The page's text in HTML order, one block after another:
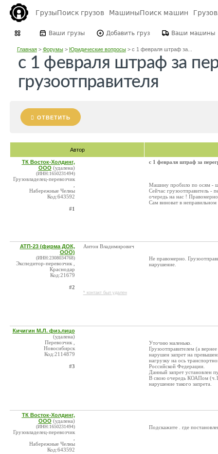
ГрузыПоиск грузов МашиныПоиск машин
Ваши грузы Добавить груз Ваши машины
Главная> Форумы> Юридические вопросы> с 1 февраля штраф за...
с 1 февраля штраф за
грузоотправителя
ОТВЕТИТЬ
Автор
ТК Восток-Холдинг,
ООО (удалена)
(ИНН:1650231494)
Грузовладелец-перевозчик
Набережные Челны
Код:643592
#1
с 1 февраля штраф за
Машину пробило по осям -
Сейчас грузоотправитель -
очередь на нас !
Сам виноват в неправильном
АТП-23 (фирма ДОК,
ООО)
(ИНН:2308034768)
Экспедитор-перевозчик ,
Краснодар
Код:21679
#2
Антон Владимирович
* контакт был удален
Не правомерно.
нарушение.
Кичигин М.Л. физ.лицо
(удалена)
Перевозчик ,
Новосибирск
Код:2114879
#3
Уточню маленько.
Грузоотправителем (а
нарушен запрет на
нагрузку на ось
Российской Федерации.
Данный запрет установлен
В свою очередь КОАПом (ч.10
нарушение такого запрета.
ТК Восток-Холдинг,
ООО (удалена)
(ИНН:1650231494)
Грузовладелец-перевозчик
Набережные Челны
Код:643592
Подскажите . где